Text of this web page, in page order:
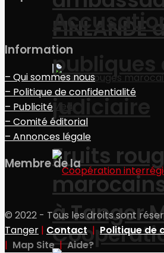
FINLANDE
Fruits
à Tanger
publiques
judiciaire
Information
– Qui sommes nous
– Politique de confidentialité
– Publicité
– Comité éditorial
– Annonces légale
Membre de la
© 2022 - Tous les droits sont
Tanger | Contact | Politique de
| Map Site| Aide?